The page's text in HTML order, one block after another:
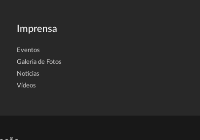
Imprensa
Eventos
Galeria de Fotos
Notícias
Vídeos